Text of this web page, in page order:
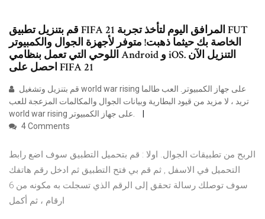
قم بتنزيل تطبيق FIFA 21 المرافق اليوم لتأخذ تجربة FUT
الخاصة بك حيثما ذهبت! متوفر لأجهزة الجوال والكمبيوتر
اللوحي التي تعمل بنظامي Android و iOS. التنزيل الآن
احصل على FIFA 21
تريد ، لا مزيد من قيود البطارية وبيانات الجوال والمكالمات المزعجة للعب
world war rising على جهاز الكمبيوتر.
4 Comments
الربح من تطبيقات الجوال. اولا : قم بتحميل التطبيق سوف اضع رابط
التحميل في الاسفل , ثم قم بي فتح التطبيق ثم ادخل رقم هاتفك
سوف توصلك رسالة تحقق إلى الرقم الذي تسجلت به مكونه من 6
ارقام ، ثم أكمل